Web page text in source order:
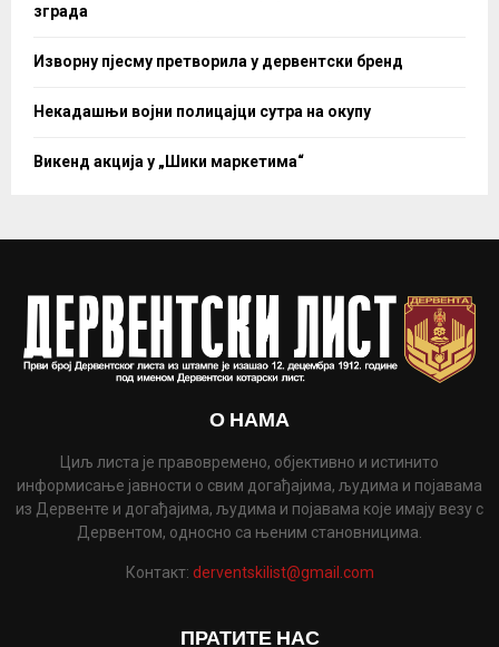
зграда
Изворну пјесму претворила у дервентски бренд
Некадашњи војни полицајци сутра на окупу
Викенд акција у „Шики маркетима“
О НАМА
Циљ листа је правовремено, објективно и истинито
информисање јавности о свим догађајима, људима и појавама
из Дервенте и догађајима, људима и појавама које имају везу с
Дервентом, односно са њеним становницима.
Контакт: derventskilist@gmail.com
ПРАТИТЕ НАС